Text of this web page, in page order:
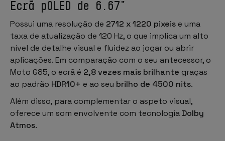
Ecrã pOLED de 6.67"
Possui uma resolução de 2712 x 1220 pixeis e uma
taxa de atualização de 120 Hz, o que implica um alto
nível de detalhe visual e fluidez ao jogar ou abrir
aplicações. Em comparação com o seu antecessor, o
Moto G85, o ecrã é 2,8 vezes mais brilhante graças
ao padrão HDR10+ e ao seu brilho de 4500 nits.
Além disso, para complementar o aspeto visual,
oferece um som envolvente com tecnologiaDolby
Atmos.